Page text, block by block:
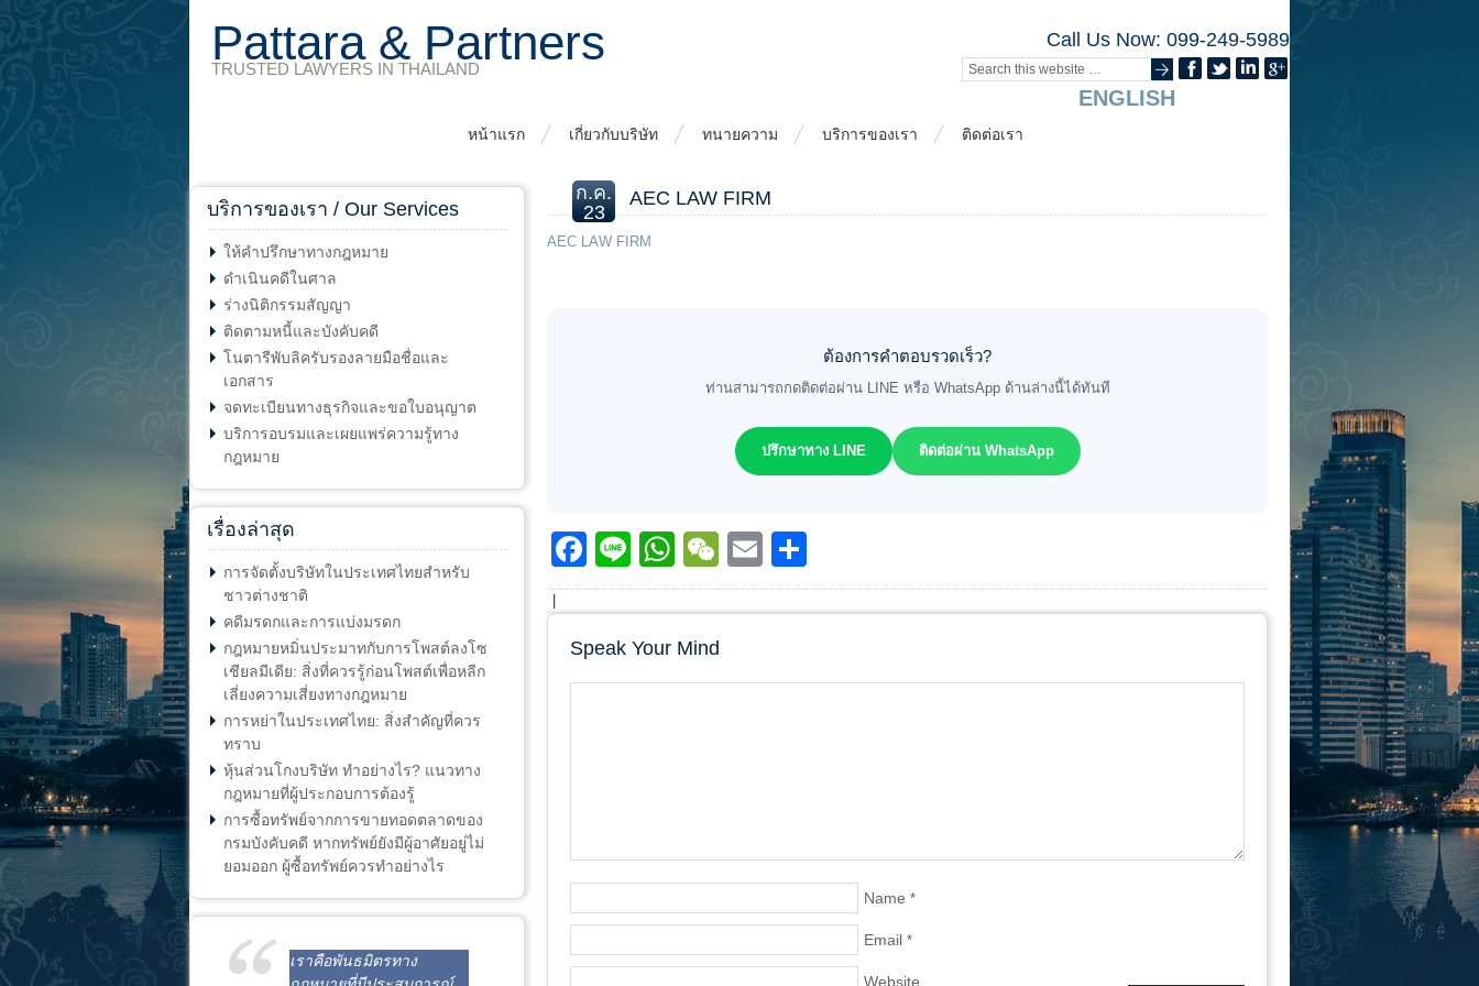
Pattara & Partners
TRUSTED LAWYERS IN THAILAND
Call Us Now: 099-249-5989
ENGLISH
หน้าแรก เกี่ยวกับบริษัท ทนายความ บริการของเรา ติดต่อเรา
ก.ค.
23
AEC LAW FIRM
AEC LAW FIRM
ต้องการคำตอบรวดเร็ว?
ท่านสามารถกดติดต่อผ่าน LINE หรือ WhatsApp ด้านล่างนี้ได้ทันที
ปรึกษาทาง LINE ติดต่อผ่าน WhatsApp
Facebook
LineWhatsApp
WeChat
Email
Speak Your Mind
Name *
Email *
Website
บริการของเรา / Our Services
ให้คำปรึกษาทางกฎหมาย
ดำเนินคดีในศาล
ร่างนิติกรรมสัญญา
ติดตามหนี้และบังคับคดี
โนตารีพับลิครับรองลายมือชื่อและ
เอกสาร
จดทะเบียนทางธุรกิจและขอใบอนุญาต
บริการอบรมและเผยแพร่ความรู้ทาง
กฎหมาย
เรื่องล่าสุด
การจัดตั้งบริษัทในประเทศไทยสำหรับ
ชาวต่างชาติ
คดีมรดกและการแบ่งมรดก
กฎหมายหมิ่นประมาทกับการโพสต์ลงโซ
เชียลมีเดีย: สิ่งที่ควรรู้ก่อนโพสต์เพื่อหลีก
เลี่ยงความเสี่ยงทางกฎหมาย
การหย่าในประเทศไทย: สิ่งสำคัญที่ควร
ทราบ
หุ้นส่วนโกงบริษัท ทำอย่างไร? แนวทาง
กฎหมายที่ผู้ประกอบการต้องรู้
การซื้อทรัพย์จากการขายทอดตลาดของ
กรมบังคับคดี หากทรัพย์ยังมีผู้อาศัยอยู่ไม่
ยอมออก ผู้ซื้อทรัพย์ควรทำอย่างไร
เราคือพันธมิตรทาง